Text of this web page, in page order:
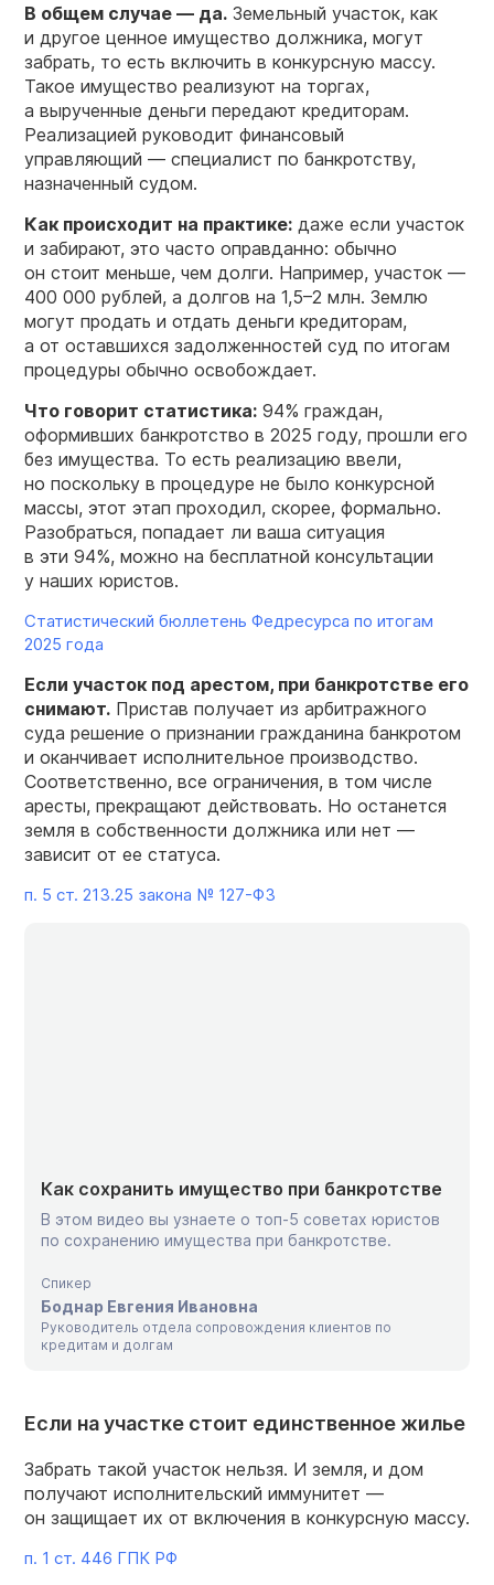
В общем случае — да. Земельный участок, как
и другое ценное имущество должника, могут
забрать, то есть включить в конкурсную массу.
Такое имущество реализуют на торгах,
а вырученные деньги передают кредиторам.
Реализацией руководит финансовый
управляющий — специалист по банкротству,
назначенный судом.
Как происходит на практике: даже если участок
и забирают, это часто оправданно: обычно
он стоит меньше, чем долги. Например, участок —
400 000 рублей, а долгов на 1,5–2 млн. Землю
могут продать и отдать деньги кредиторам,
а от оставшихся задолженностей суд по итогам
процедуры обычно освобождает.
Что говорит статистика: 94% граждан,
оформивших банкротство в 2025 году, прошли его
без имущества. То есть реализацию ввели,
но поскольку в процедуре не было конкурсной
массы, этот этап проходил, скорее, формально.
Разобраться, попадает ли ваша ситуация
в эти 94%, можно на бесплатной консультации
у наших юристов.
Статистический бюллетень Федресурса по итогам
2025 года
Если участок под арестом, при банкротстве его
снимают. Пристав получает из арбитражного
суда решение о признании гражданина банкротом
и оканчивает исполнительное производство.
Соответственно, все ограничения, в том числе
аресты, прекращают действовать. Но останется
земля в собственности должника или нет —
зависит от ее статуса.
п. 5 ст. 213.25 закона № 127-ФЗ
Как сохранить имущество при банкротстве
В этом видео вы узнаете о топ-5 советах юристов
по сохранению имущества при банкротстве.
Спикер
Боднар Евгения Ивановна
Руководитель отдела сопровождения клиентов по
кредитам и долгам
Если на участке стоит единственное жилье
Забрать такой участок нельзя. И земля, и дом
получают исполнительский иммунитет —
он защищает их от включения в конкурсную массу.
п. 1 ст. 446 ГПК РФ